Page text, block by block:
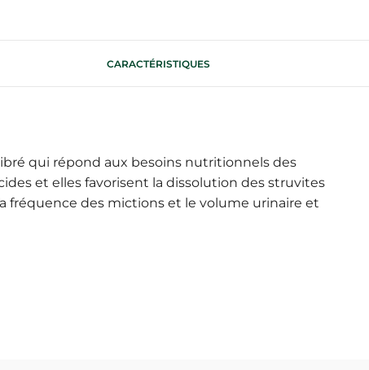
CARACTÉRISTIQUES
qui répond aux besoins nutritionnels des
et elles favorisent la dissolution des struvites
fréquence des mictions et le volume urinaire et